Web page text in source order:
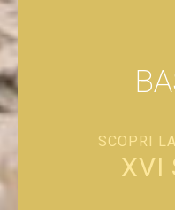
SCOPRI
XVI